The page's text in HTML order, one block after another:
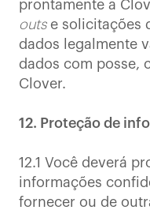
prontamente a
outse solicitações
dados legalmente
dados com posse,
Clover.
12. Proteção de
12.1 Você deverá
informações
fornecer ou de